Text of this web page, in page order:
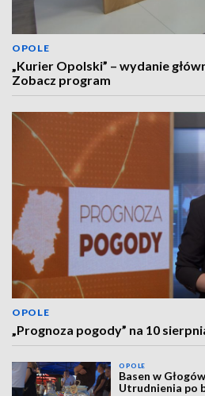
OPOLE
„Kurier Opolski” – wydanie
Zobacz program
OPOLE
„Prognoza pogody” na 10
OPOLE
Basen w
Utrudnienia po